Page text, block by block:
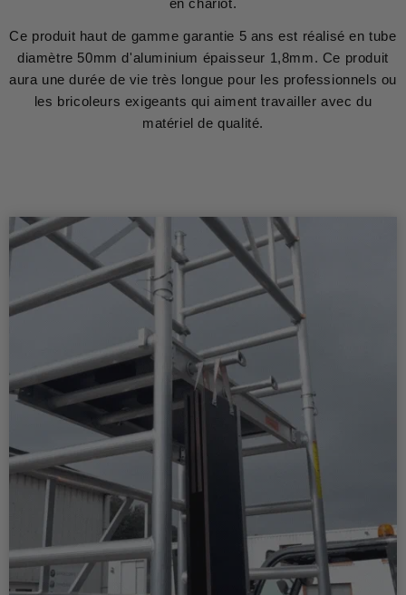
en chariot.
Ce produit haut de gamme garantie 5 ans est réalisé en tube
diamètre 50mm d'aluminium épaisseur 1,8mm. Ce produit
aura une durée de vie très longue pour les professionnels ou
les bricoleurs exigeants qui aiment travailler avec du
matériel de qualité.